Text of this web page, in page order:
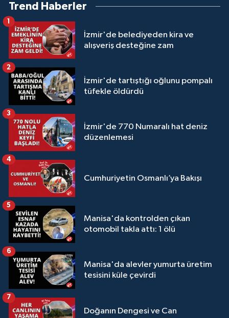
Trend Haberler
İzmir'de belediyeden kira ve
alışveriş desteğine zam
1
İzmir'de tartıştığı oğlunu pompalı
tüfekle öldürdü
2
İzmir'de 770 Numaralı hat deniz
düzenlemesi
3
Cumhuriyetin Osmanlı’ya Bakışı
4
Manisa'da kontrolden çıkan
otomobil takla attı: 1 ölü
5
Manisa'da alevler yumurta üretim
tesisini küle çevirdi
6
Doğanın Dengesi ve Can
7